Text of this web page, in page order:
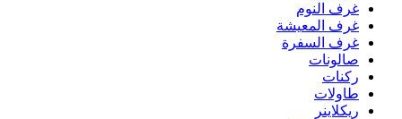
غرف النوم
غرف المعيشة
غرف السفرة
صالونات
ركنات
طاولات
ريكلاينر